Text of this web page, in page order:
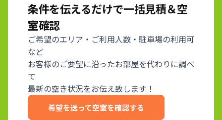
条件を伝えるだけで一括見積＆空
室確認
ご希望のエリア・ご利用人数・駐車場の利用可
など
お客様のご要望に沿ったお部屋を代わりに調べ
て
最新の空き状況をお伝え致します！
希望を送って空室を確認する